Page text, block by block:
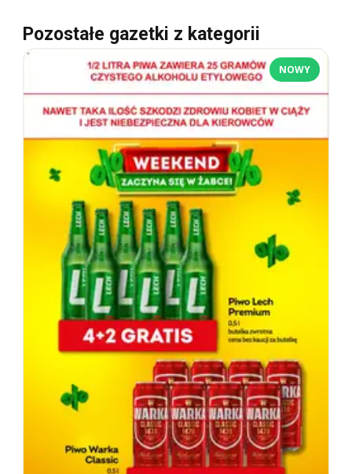
Pozostałe gazetki z kategorii
NOWY